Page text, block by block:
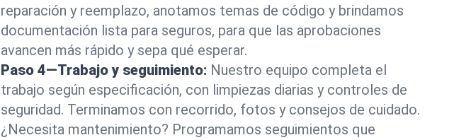
reparación y reemplazo, anotamos temas de código y brindamos
documentación lista para seguros, para que las aprobaciones
avancen más rápido y sepa qué esperar.
Paso 4—Trabajo y seguimiento: Nuestro equipo completa el
trabajo según especificación, con limpiezas diarias y controles de
seguridad. Terminamos con recorrido, fotos y consejos de cuidado.
¿Necesita mantenimiento? Programamos seguimientos que